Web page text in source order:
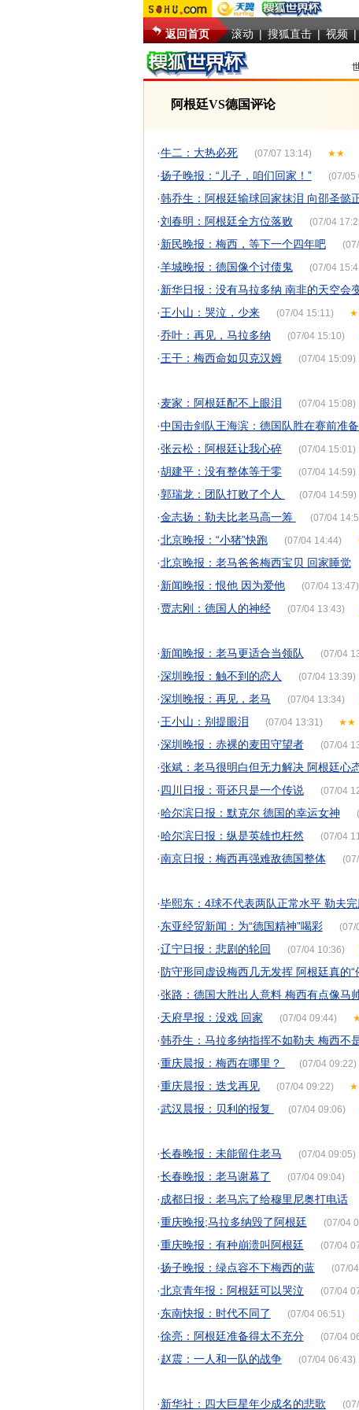
返回首页 滚动 | 搜狐直击 | 视频 |
阿根廷VS德国评论
·牛二：大热必死 (07/07 13:14) ★★
·扬子晚报：“儿子，咱们回家！” (07/05
·韩乔生：阿根廷输球回家抹泪 向邵圣懿
·刘春明：阿根廷全方位落败 (07/04
·新民晚报：梅西，等下一个四年吧
·羊城晚报：德国像个讨债鬼 (07/04
·新华日报：没有马拉多纳 南非的天空会
·王小山：哭泣，少来 (07/04 15:11)
·乔叶：再见，马拉多纳 (07/04 15:10)
·王干：梅西命如贝克汉姆 (07/04 15:09)
·麦家：阿根廷配不上眼泪 (07/04 15:08)
·中国击剑队王海滨：德国队胜在赛前准
·张云松：阿根廷让我心碎 (07/04 15:01)
·胡建平：没有整体等于零 (07/04 14:59)
·郭瑞龙：团队打败了个人 (07/04 14:59)
·金志扬：勒夫比老马高一筹 (07/04
·北京晚报：“小猪”快跑 (07/04 14:44)
·北京晚报：老马爸爸梅西宝贝 回家睡觉
·新闻晚报：恨他 因为爱他 (07/04 13:47)
·贾志刚：德国人的神经 (07/04 13:43)
·新闻晚报：老马更适合当领队 (07/04
·深圳晚报：触不到的恋人 (07/04 13:39)
·深圳晚报：再见，老马 (07/04 13:34)
·王小山：别提眼泪 (07/04 13:31) ★★
·深圳晚报：赤裸的麦田守望者 (07/04
·张斌：老马很明白但无力解决 阿根廷心
·四川日报：哥还只是一个传说 (07/04
·哈尔滨日报：默克尔 德国的幸运女神
·哈尔滨日报：纵是英雄也枉然 (07/04
·南京日报：梅西再强难敌德国整体
·毕熙东：4球不代表两队正常水平 勒夫
·东亚经贸新闻：为“德国精神”喝彩 (07/
·辽宁日报：悲剧的轮回 (07/04 10:36)
·防守形同虚设梅西几无发挥 阿根廷真的“
·张路：德国大胜出人意料 梅西有点像马
·天府早报：没戏 回家 (07/04 09:44)
·韩乔生：马拉多纳指挥不如勒夫 梅西不
·重庆晨报：梅西在哪里？ (07/04 09:22)
·重庆晨报：迭戈再见 (07/04 09:22)
·武汉晨报：贝利的报复 (07/04 09:06)
·长春晚报：未能留住老马 (07/04 09:05)
·长春晚报：老马谢幕了 (07/04 09:04)
·成都日报：老马忘了给穆里尼奥打电话
·重庆晚报;马拉多纳毁了阿根廷 (07/04
·重庆晚报：有种崩溃叫阿根廷 (07/04
·扬子晚报：绿点容不下梅西的蓝 (07/
·北京青年报：阿根廷可以哭泣 (07/04
·东南快报：时代不同了 (07/04 06:51)
·徐亮：阿根廷准备得太不充分 (07/04
·赵震：一人和一队的战争 (07/04 06:43)
·新华社：四大巨星年少成名的悲歌